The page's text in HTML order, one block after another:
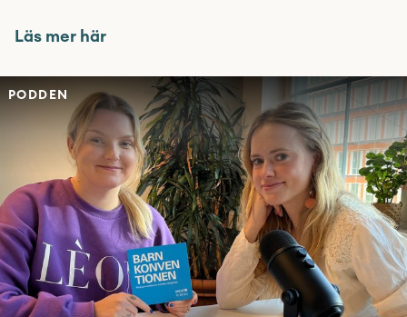
Läs mer här
PODDEN